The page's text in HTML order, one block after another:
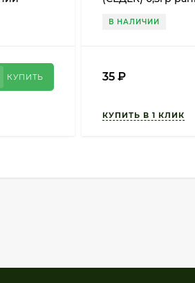
КУПИТЬ
В НАЛИЧИИ
35 ₽